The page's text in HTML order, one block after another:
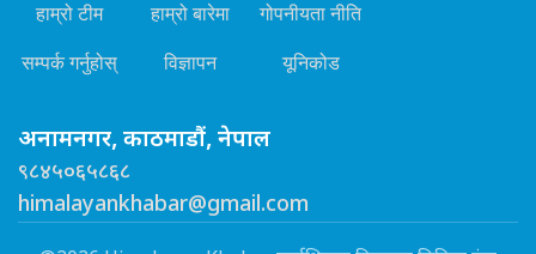
हाम्रो टीम हाम्रो बारेमा गोपनीयता नीति
सम्पर्क गर्नुहोस् विज्ञापन यूनिकोड
अनामनगर, काठमाडौं, नेपाल
९८४५०६५८६८
himalayankhabar@gmail.com